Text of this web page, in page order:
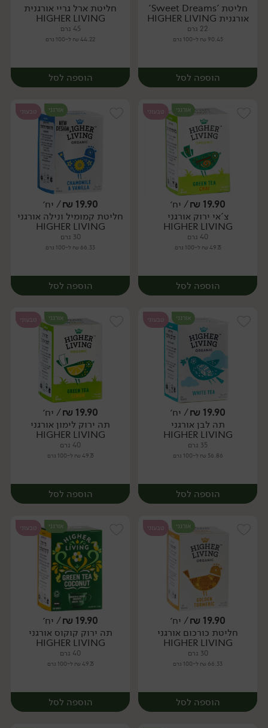
יח׳ יח׳
חליטת 'Sweet Dreams'
אורגנית HIGHER LIVING
22 גרם
90.45 ₪ ל-100 גרם
הוספה לסל
יח׳
חליטת ארל גריי אורגנית
HIGHER LIVING
45 גרם
44.22 ₪ ל-100 גרם
הוספה לסל
יח׳
אורגני טבעוני
19.90
₪/ יח׳
צ'אי ירוק אורגני
HIGHER LIVING
40 גרם
49.75 ₪ ל-100 גרם
הוספה לסל
יח׳
אורגני טבעוני
19.90
₪/ יח׳
חליטת קמומיל ונילה אורגני
HIGHER LIVING
30 גרם
66.33 ₪ ל-100 גרם
הוספה לסל
יח׳
אורגני טבעוני
19.90
₪/ יח׳
תה לבן אורגני
HIGHER LIVING
35 גרם
56.86 ₪ ל-100 גרם
הוספה לסל
יח׳
אורגני טבעוני
19.90
₪/ יח׳
תה ירוק לימון אורגני
HIGHER LIVING
40 גרם
49.75 ₪ ל-100 גרם
הוספה לסל
יח׳
אורגני טבעוני
19.90
₪/ יח׳
חליטת כורכום אורגני
HIGHER LIVING
30 גרם
66.33 ₪ ל-100 גרם
הוספה לסל
אורגני טבעוני
19.90
₪/ יח׳
תה ירוק קוקוס אורגני
HIGHER LIVING
40 גרם
49.75 ₪ ל-100 גרם
הוספה לסל